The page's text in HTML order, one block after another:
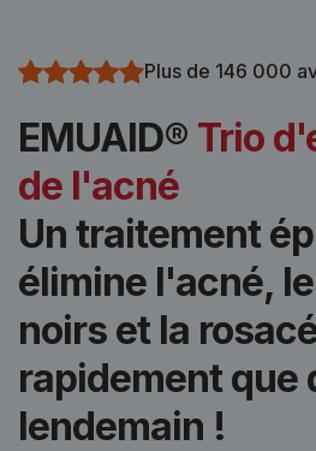
Plus de 146 000
EMUAID® Trio
de l'acné
Un traitement
élimine l'acné,
noirs et la
rapidement que
lendemain !